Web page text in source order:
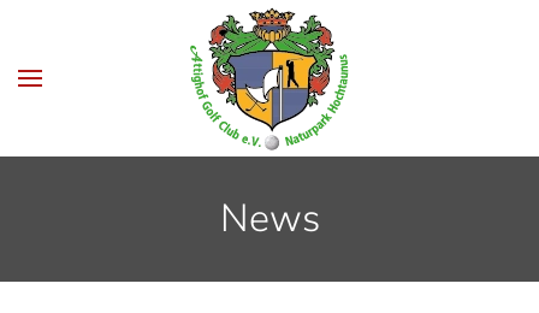
Zum Hauptinhalt springen
News